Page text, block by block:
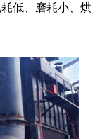
低、磨耗小、烘